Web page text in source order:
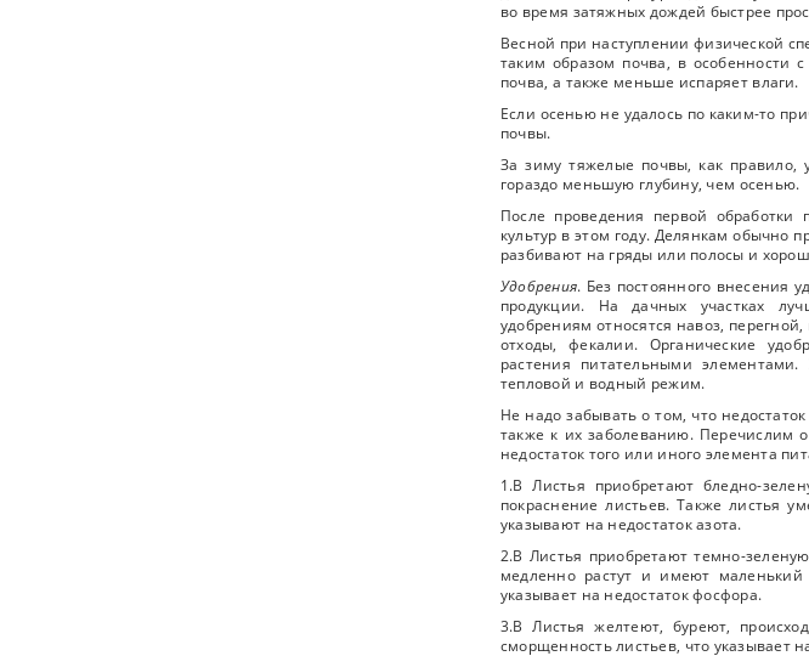
во время затяжных дождей быстрее
Весной при наступлении физической
таким образом почва, в особенности
почва, а также меньше испаряет влаги.
Если осенью не удалось по каким-то
почвы.
За зиму тяжелые почвы, как правило,
гораздо меньшую глубину, чем осенью.
После проведения первой
культур в этом году. Делянкам обычно
разбивают на гряды или полосы и
Удобрения. Без постоянного внесения
продукции. На дачных участках
удобрениям относятся навоз,
отходы, фекалии. Органические
растения питательными
тепловой и водный режим.
Не надо забывать о том, что
также к их заболеванию. Перечислим
недостаток того или иного элемента
1.В Листья приобретают бледно-
покраснение листьев. Также листья
указывают на недостаток азота.
2.В Листья приобретают темно-
медленно растут и имеют маленький
указывает на недостаток фосфора.
3.В Листья желтеют, буреют,
сморщенность листьев, что указывает